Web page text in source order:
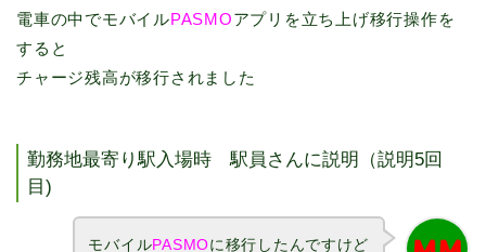
電車の中でモバイルPASMOアプリを立ち上げ移行操作を
すると
チャージ残高が移行されました
勤務地最寄り駅入場時 駅員さんに説明（説明5回
目)
モバイルPASMOに移行したんですけど